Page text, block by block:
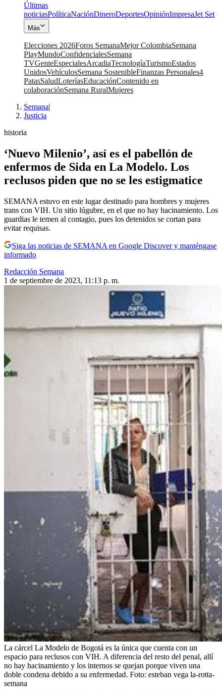
Últimas
noticiasPolíticaNaciónDineroDeportesOpiniónImpresaJet Set
Más
Elecciones 2026Foros SemanaMejor ColombiaSemana
PlayMundoConfidencialesSemana
TVGenteEspecialesArcadiaTecnologíaTurismoEstados
UnidosVehículosSemana SostenibleFinanzas Personales4
PatasSaludLoteríasEducaciónContenido en
colaboraciónSemana RuralMujeres
Semana|
Justicia
historia
‘Nuevo Milenio’, así es el pabellón de
enfermos de Sida en La Modelo. Los
reclusos piden que no se les estigmatice
SEMANA estuvo en este lugar destinado para hombres y mujeres
trans con VIH. Un sitio lúgubre, en el que no hay hacinamiento. Los
guardias le temen al contagio, pues los detenidos se cortan para
evitar requisas.
Siga las noticias de SEMANA en Google Discover y manténgase
informado
Redacción Semana
1 de septiembre de 2023, 11:13 p. m.
La cárcel La Modelo de Bogotá es la única que cuenta con un
espacio para reclusos con VIH. A diferencia del resto del penal, allí
no hay hacinamiento y los internos se quejan porque viven una
doble condena debido a su enfermedad. Foto: esteban vega la-rotta-
semana